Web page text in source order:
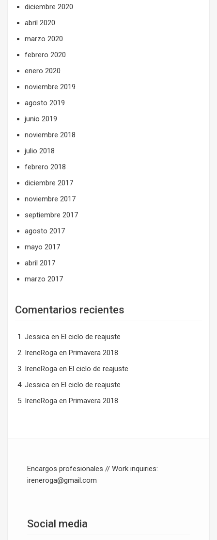
diciembre 2020
abril 2020
marzo 2020
febrero 2020
enero 2020
noviembre 2019
agosto 2019
junio 2019
noviembre 2018
julio 2018
febrero 2018
diciembre 2017
noviembre 2017
septiembre 2017
agosto 2017
mayo 2017
abril 2017
marzo 2017
Comentarios recientes
Jessica en El ciclo de reajuste
IreneRoga en Primavera 2018
IreneRoga en El ciclo de reajuste
Jessica en El ciclo de reajuste
IreneRoga en Primavera 2018
Encargos profesionales // Work inquiries:
ireneroga@gmail.com
Social media